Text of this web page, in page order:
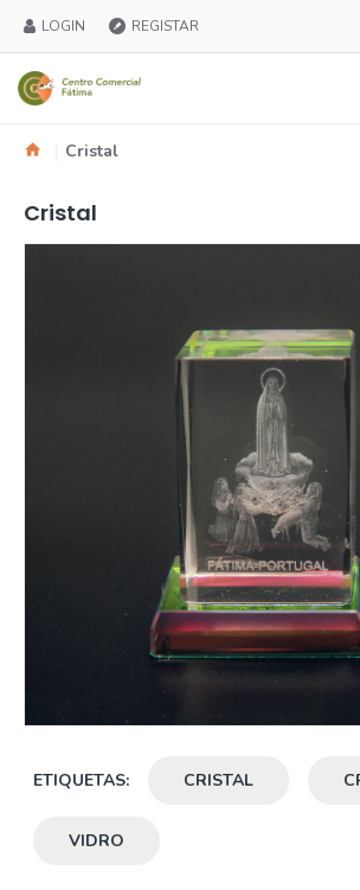
LOGIN REGISTAR
Cristal
Cristal
ETIQUETAS: CRISTAL
VIDRO